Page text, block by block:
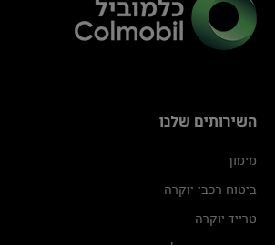
השירותים שלנו
מימון
ביטוח רכבי יוקרה
טרייד יוקרה